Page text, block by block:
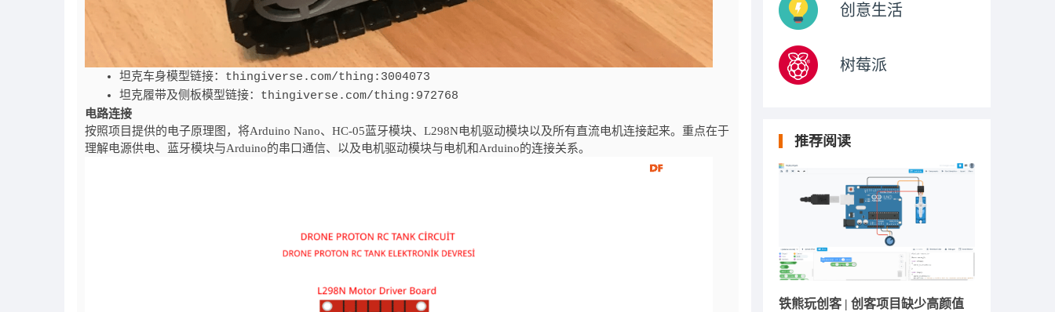
坦克车身模型链接： thingiverse.com/thing:3004073
坦克履带及侧板模型链接： thingiverse.com/thing:972768
电路连接
按照项目提供的电子原理图，将Arduino Nano、HC-05蓝牙模块、L298N电机驱动模块以及所有直流电机连接起来。重点在于
理解电源供电、蓝牙模块与Arduino的串口通信、以及电机驱动模块与电机和Arduino的连接关系。
创意生活
树莓派
推荐阅读
铁熊玩创客 | 创客项目缺少高颜值